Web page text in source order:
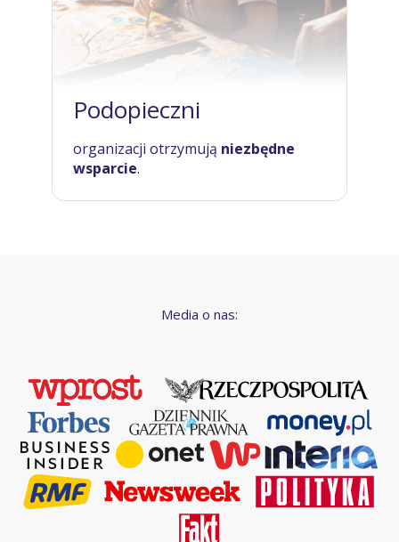
Podopieczni
organizacji otrzymują niezbędne
wsparcie.
Media o nas: